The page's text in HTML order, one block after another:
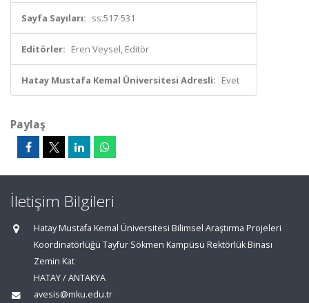
Sayfa Sayıları: ss.517-531
Editörler: Eren Veysel, Editör
Hatay Mustafa Kemal Üniversitesi Adresli: Evet
Paylaş
İletişim Bilgileri
Hatay Mustafa Kemal Üniversitesi Bilimsel Araştırma Projeleri
Koordinatörlüğü Tayfur Sökmen Kampüsü Rektörlük Binası
Zemin Kat
HATAY / ANTAKYA
avesis@mku.edu.tr